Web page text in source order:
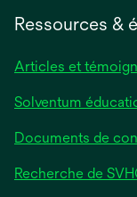
Ressources &
Articles et
Solventum
Documents de
Recherche de